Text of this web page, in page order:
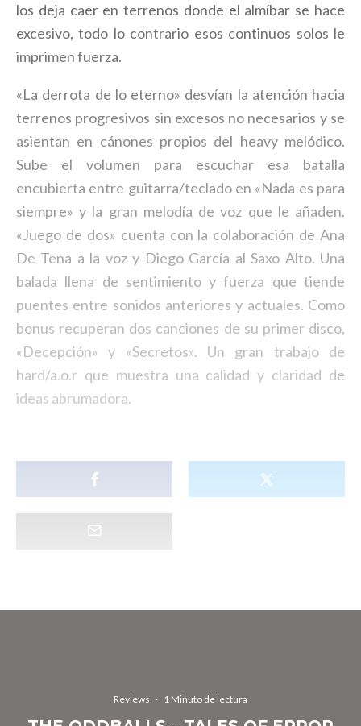
los deja caer en terrenos donde el almíbar se hace
excesivo, todo lo contrario esos continuos solos le
imprimen fuerza.
«La derrota de lo eterno» desvían la atención hacia
terrenos progresivos sin excesos no necesarios y se
asientan en cánones propios del heavy melódico.
Sube el volumen para escuchar esa batalla
encubierta entre guitarra/teclado en «Nada es para
siempre» y la gran melodía de voz que le añaden.
«Juego de dos» cuenta con la colaboración de Ana
De Tena a la voz y Diego García al Saxo Alto. Una
balada llena de sentimiento y fuerza que tiende
puentes entre sonidos anteriores y actuales. Como
bonus recuperan dos canciones de su primer disco,
«Decepción» y «Secretos». Un gran trabajo de
hard/a.o.r que muestra una calidad y claridad de
ideas abrumadora.
Reviews · 1 Minuto de lectura